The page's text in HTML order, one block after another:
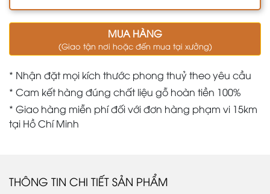
MUA HÀNG
(Giao tận nơi hoặc đến mua tại xưởng)
* Nhận đặt mọi kích thước phong thuỷ theo yêu cầu
* Cam kết hàng đúng chất liệu gỗ hoàn tiền 100%
* Giao hàng miễn phí đối với đơn hàng phạm vi 15km
tại Hồ Chí Minh
THÔNG TIN CHI TIẾT SẢN PHẨM